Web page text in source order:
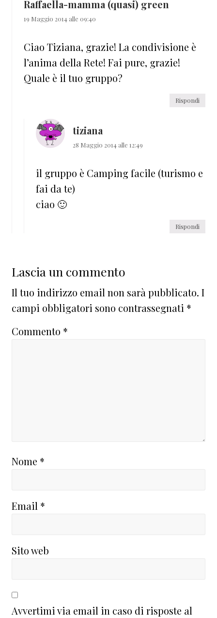
Raffaella-mamma (quasi) green
19 Maggio 2014 alle 09:40
Ciao Tiziana, grazie! La condivisione è
l’anima della Rete! Fai pure, grazie!
Quale è il tuo gruppo?
Rispondi
tiziana
28 Maggio 2014 alle 12:49
il gruppo è Camping facile (turismo e
fai da te)
ciao 🙂
Rispondi
Lascia un commento
Il tuo indirizzo email non sarà pubblicato. I
campi obbligatori sono contrassegnati *
Commento *
Nome *
Email *
Sito web
Avvertimi via email in caso di risposte al